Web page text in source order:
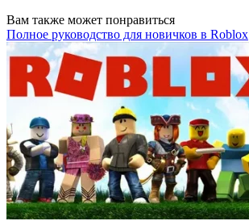
Вам также может понравиться
Полное руководство для новичков в Roblox